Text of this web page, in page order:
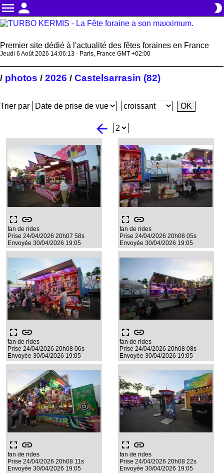
menu person brightness_2
Premier site dédié à l'actualité des fêtes foraines en France
Jeudi 6 Août 2026 14:06:14 - Paris, France GMT +02:00
/ photos / 2026 / Castelsarrasin (82)
Trier par
arrow_back
fullscreen link
fan de rides
Prise 24/04/2026 20h07 58s
Envoyée 30/04/2026 19:05
fullscreen link
fan de rides
Prise 24/04/2026 20h08 05s
Envoyée 30/04/2026 19:05
fullscreen link
fan de rides
Prise 24/04/2026 20h08 06s
Envoyée 30/04/2026 19:05
fullscreen link
fan de rides
Prise 24/04/2026 20h08 08s
Envoyée 30/04/2026 19:05
fullscreen link
fan de rides
Prise 24/04/2026 20h08 11s
Envoyée 30/04/2026 19:05
fullscreen link
fan de rides
Prise 24/04/2026 20h08 22s
Envoyée 30/04/2026 19:05